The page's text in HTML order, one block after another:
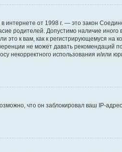
интернете от 1998 г. — это закон
родителей. Допустимо наличие
к вам, как к регистрирующемуся на
не может давать рекомендаций
некорректного использования и/или
что он заблокировал ваш IP-